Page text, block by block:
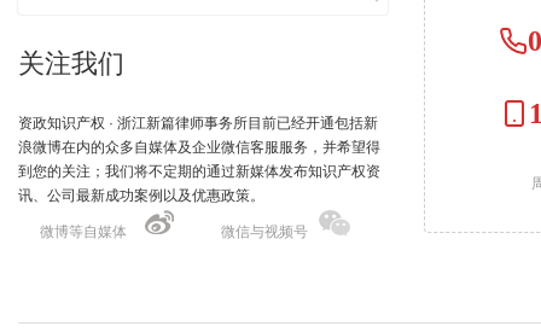
关注我们
资政知识产权 · 浙江新篇律师事务所目前已经开通包括新
浪微博在内的众多自媒体及企业微信客服服务，并希望得
到您的关注；我们将不定期的通过新媒体发布知识产权资
讯、公司最新成功案例以及优惠政策。
微博等自媒体 微信与视频号